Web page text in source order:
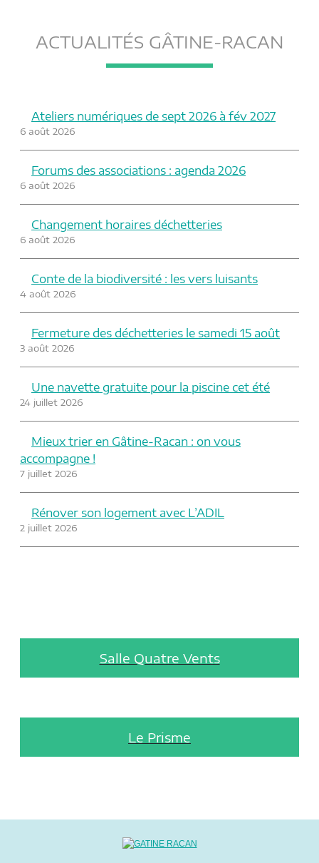
ACTUALITÉS GÂTINE-RACAN
Ateliers numériques de sept 2026 à fév 2027
6 août 2026
Forums des associations : agenda 2026
6 août 2026
Changement horaires déchetteries
6 août 2026
Conte de la biodiversité : les vers luisants
4 août 2026
Fermeture des déchetteries le samedi 15 août
3 août 2026
Une navette gratuite pour la piscine cet été
24 juillet 2026
Mieux trier en Gâtine-Racan : on vous
accompagne !
7 juillet 2026
Rénover son logement avec L’ADIL
2 juillet 2026
Salle Quatre Vents
Le Prisme